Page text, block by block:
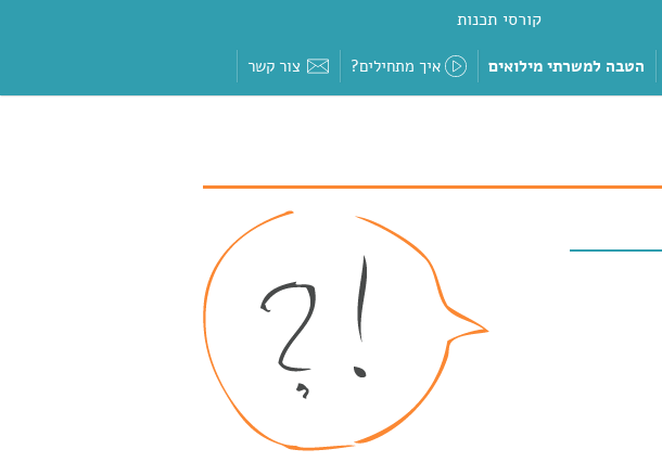
קורסי תכנות
הטבה למשרתי מילואים איך מתחילים? צור קשר